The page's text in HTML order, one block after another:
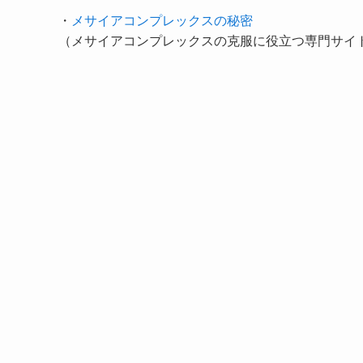
・ メサイアコンプレックスの秘密
（メサイアコンプレックスの克服に役立つ専門サイ